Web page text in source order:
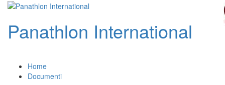
Panathlon International
Home
Documenti